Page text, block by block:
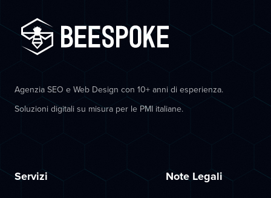
Agenzia SEO e Web Design con 10+ anni di esperienza.
Soluzioni digitali su misura per le PMI italiane.
Servizi Note Legali